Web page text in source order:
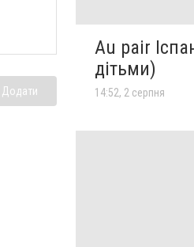
Додати
Au pair
дітьми)
14:52, 2 серпня